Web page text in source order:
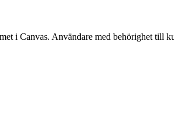
i Canvas. Användare med behörighet till